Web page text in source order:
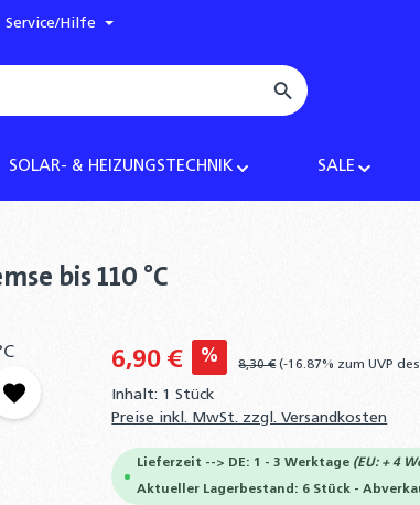
Service/Hilfe
SOLAR- & HEIZUNGSTECHNIK SALE
bis 110 °C
6,90 € % 8,30 € (-16.87% zum UVP
Inhalt: 1 Stück
Preise inkl. MwSt. zzgl. Versandkosten
Lieferzeit --> DE: 1 - 3 Werktage (EU: + 4
Aktueller Lagerbestand: 6 Stück -